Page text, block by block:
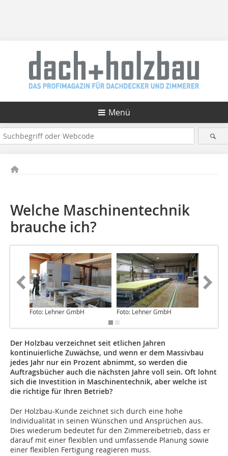
Menü
Welche Maschinentechnik
brauche ich?
Foto: Lehner GmbH Foto: Lehner GmbH
Der Holzbau verzeichnet seit etlichen Jahren
kontinuierliche Zuwächse, und wenn er dem Massivbau
jedes Jahr nur ein Prozent abnimmt, so werden die
Auftragsbücher auch die nächsten Jahre voll sein. Oft lohnt
sich die Investition in Maschinentechnik, aber welche ist
die richtige für Ihren Betrieb?
Der Holzbau-Kunde zeichnet sich durch eine hohe
Individualität in seinen Wünschen und Ansprüchen aus.
Dies wiederum bedeutet für den Zimmereibetrieb, dass er
darauf mit einer flexiblen und umfassende Planung sowie
einer flexiblen Fertigung reagieren muss.